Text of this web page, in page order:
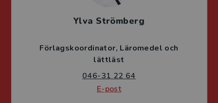
Ylva Strömberg
Förlagskoordinator Läromedel och
lättläst
046-31 22 64
E-post